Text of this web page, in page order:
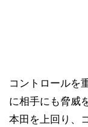
コントロールを
に相手にも脅威
本田を上回り、